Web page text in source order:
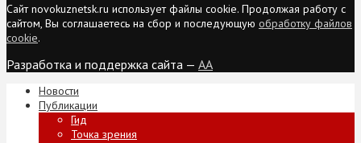
Сайт novokuznetsk.ru использует файлы cookie. Продолжая работу с
сайтом, Вы соглашаетесь на сбор и последующую обработку файлов
cookie.
Разработка и поддержка сайта — AA
Новости
Публикации
Гид
Точка зрения